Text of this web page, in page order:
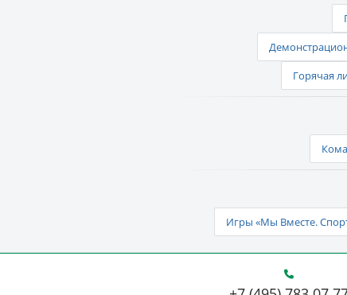
Горячая
Игры «Мы Вместе.